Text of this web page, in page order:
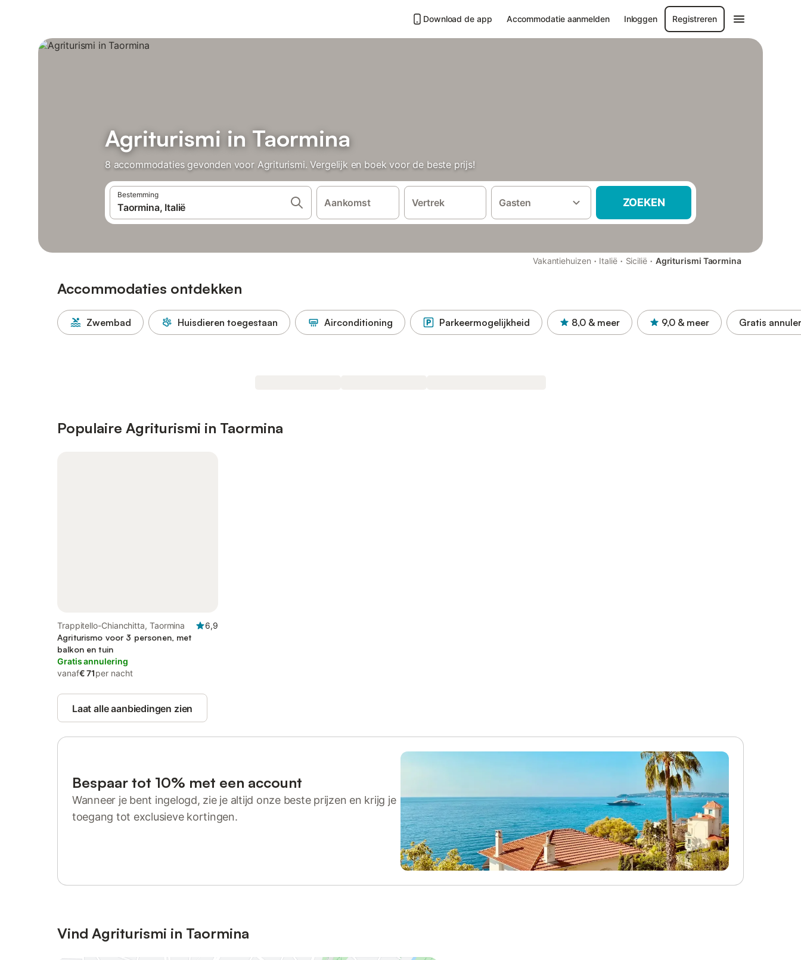
Download de app Accommodatie aanmelden Inloggen Registreren
Agriturismi in Taormina
8 accommodaties gevonden voor Agriturismi. Vergelijk en boek voor de beste prijs!
Bestemming
Aankomst Vertrek Gasten ZOEKEN
Vakantiehuizen · Italië · Sicilië · Agriturismi Taormina
Accommodaties ontdekken
Zwembad Huisdieren toegestaan Airconditioning Parkeermogelijkheid 8,0 & meer 9,0 & meer Gratis
Populaire Agriturismi in Taormina
Trappitello-Chianchitta, Taormina
6,9
Agriturismo voor 3 personen, met
balkon en tuin
Gratis annulering
vanaf€ 71per nacht
Laat alle aanbiedingen zien
Bespaar tot 10% met een account
Wanneer je bent ingelogd, zie je altijd onze beste prijzen en krijg je
toegang tot exclusieve kortingen.
Vind Agriturismi in Taormina